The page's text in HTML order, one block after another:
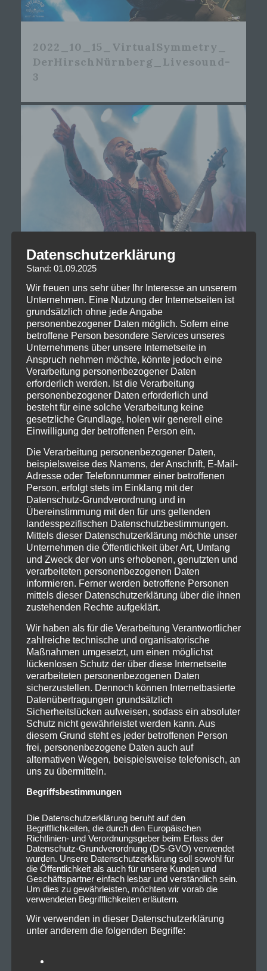
2022_10_15_VirtualSymmetry_
DerHirschNürnberg_Livesound-
3
2022_10_15_VirtualSymmetry_
DerHirschNürnberg_Livesound-
6
2022_10_15_VirtualSymmetry_
DerHirschNürnberg_Livesound-
10
2022_10_15_VirtualSymmetry_
DerHirschNürnberg_Livesound-
5
Datenschutzerklärung
Stand: 01.09.2025
Wir freuen uns sehr über Ihr Interesse an unserem
Unternehmen. Eine Nutzung der Internetseiten ist
grundsätzlich ohne jede Angabe
personenbezogener Daten möglich. Sofern eine
betroffene Person besondere Services unseres
Unternehmens über unsere Internetseite in
Anspruch nehmen möchte, könnte jedoch eine
Verarbeitung personenbezogener Daten
erforderlich werden. Ist die Verarbeitung
personenbezogener Daten erforderlich und
besteht für eine solche Verarbeitung keine
gesetzliche Grundlage, holen wir generell eine
Einwilligung der betroffenen Person ein.
Die Verarbeitung personenbezogener Daten,
beispielsweise des Namens, der Anschrift, E-Mail-
Adresse oder Telefonnummer einer betroffenen
Person, erfolgt stets im Einklang mit der
Datenschutz-Grundverordnung und in
Übereinstimmung mit den für uns geltenden
landesspezifischen Datenschutzbestimmungen.
Mittels dieser Datenschutzerklärung möchte unser
Unternehmen die Öffentlichkeit über Art, Umfang
und Zweck der von uns erhobenen, genutzten und
verarbeiteten personenbezogenen Daten
informieren. Ferner werden betroffene Personen
mittels dieser Datenschutzerklärung über die ihnen
zustehenden Rechte aufgeklärt.
Wir haben als für die Verarbeitung Verantwortlicher
zahlreiche technische und organisatorische
Maßnahmen umgesetzt, um einen möglichst
lückenlosen Schutz der über diese Internetseite
verarbeiteten personenbezogenen Daten
sicherzustellen. Dennoch können Internetbasierte
Datenübertragungen grundsätzlich
Sicherheitslücken aufweisen, sodass ein absoluter
Schutz nicht gewährleistet werden kann. Aus
diesem Grund steht es jeder betroffenen Person
frei, personenbezogene Daten auch auf
alternativen Wegen, beispielsweise telefonisch, an
uns zu übermitteln.
Begriffsbestimmungen
Die Datenschutzerklärung beruht auf den
Begrifflichkeiten, die durch den Europäischen
Richtlinien- und Verordnungsgeber beim Erlass der
Datenschutz-Grundverordnung (DS-GVO) verwendet
wurden. Unsere Datenschutzerklärung soll sowohl für
die Öffentlichkeit als auch für unsere Kunden und
Geschäftspartner einfach lesbar und verständlich sein.
Um dies zu gewährleisten, möchten wir vorab die
verwendeten Begrifflichkeiten erläutern.
Wir verwenden in dieser Datenschutzerklärung
unter anderem die folgenden Begriffe: